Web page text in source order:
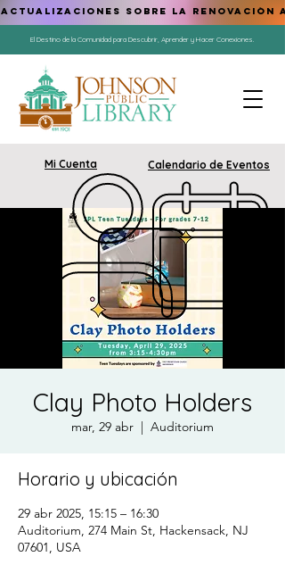
El Destino de la Comunidad para Descubrir, Aprender y Hacer Conexiones.
Mi Cuenta Calendario de Eventos
ACTUALIZACIONES SOBRE LA RENOVACIÓN
Clay Photo Holders
mar, 29 abr
  |
Auditorium
Horario y ubicación
29 abr 2025, 15:15 – 16:30
Auditorium, 274 Main St, Hackensack, NJ
07601, USA